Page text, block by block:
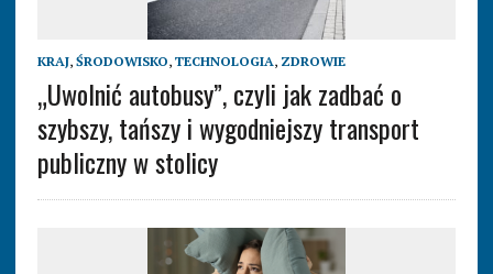
KRAJ, ŚRODOWISKO, TECHNOLOGIA, ZDROWIE
„Uwolnić autobusy”, czyli jak zadbać o
szybszy, tańszy i wygodniejszy transport
publiczny w stolicy